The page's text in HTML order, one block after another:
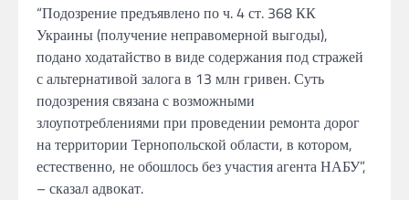
“Подозрение предъявлено по ч. 4 ст. 368 КК
Украины (получение неправомерной выгоды),
подано ходатайство в виде содержания под стражей
с альтернативой залога в 13 млн гривен. Суть
подозрения связана с возможными
злоупотреблениями при проведении ремонта дорог
на территории Тернопольской области, в котором,
естественно, не обошлось без участия агента НАБУ”,
– сказал адвокат.